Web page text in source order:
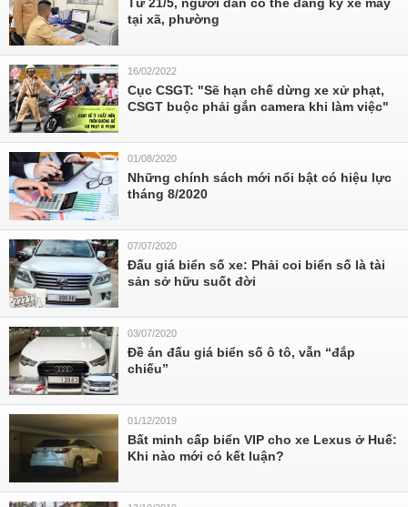
tại xã, phường
16/02/2022
Cục CSGT: "Sẽ hạn chế dừng xe xử phạt,
CSGT buộc phải gắn camera khi làm việc"
01/08/2020
Những chính sách mới nổi bật có hiệu lực
tháng 8/2020
07/07/2020
Đấu giá biển số xe: Phải coi biển số là tài
sản sở hữu suốt đời
03/07/2020
Đề án đấu giá biển số ô tô, vẫn “đắp
chiếu”
01/12/2019
Bất minh cấp biển VIP cho xe Lexus ở Huế:
Khi nào mới có kết luận?